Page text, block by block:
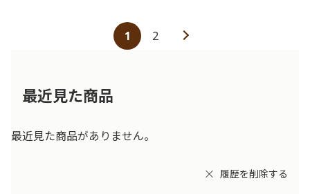
1 2
最近見た商品
最近見た商品がありません。
履歴を削除する